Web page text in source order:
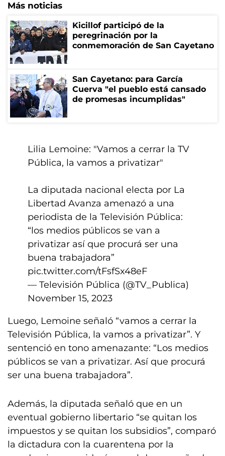
Más noticias
Kicillof participó de la
peregrinación por la
conmemoración de San Cayetano
San Cayetano: para García
Cuerva "el pueblo está cansado
de promesas incumplidas"
Lilia Lemoine: "Vamos a cerrar la TV
Pública, la vamos a privatizar"
La diputada nacional electa por La
Libertad Avanza amenazó a una
periodista de la Televisión Pública:
“los medios públicos se van a
privatizar así que procurá ser una
buena trabajadora”
pic.twitter.com/tFsfSx48eF
— Televisión Pública (@TV_Publica)
November 15, 2023
Luego, Lemoine señaló “vamos a cerrar la
Televisión Pública, la vamos a privatizar”. Y
sentenció en tono amenazante: “Los medios
públicos se van a privatizar. Así que procurá
ser una buena trabajadora”.
Además, la diputada señaló que en un
eventual gobierno libertario “se quitan los
impuestos y se quitan los subsidios”, comparó
la dictadura con la cuarentena por la